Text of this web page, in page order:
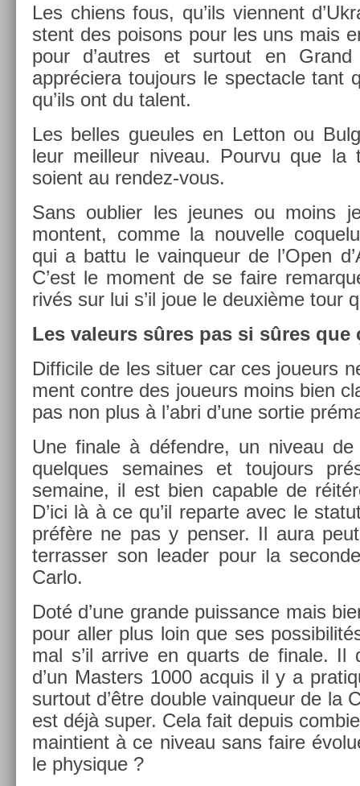
Les chiens fous, qu’ils vien­nent
stent des poisons pour les uns mais
pour d’aut­res et sur­tout en
appréciera toujours le spec­tacle tant
qu’ils ont du talent.
Les be­lles gueules en Let­ton ou
leur meil­leur niveau. Pour­vu que la
soient au rendez-vous.
Sans oub­li­er les jeunes ou moins
mon­tent, comme la nouvel­le
qui a battu le vain­queur de l’Open
C’est le mo­ment de se faire
rivés sur lui s’il joue le deuxième tour
Les valeurs sûres pas si sûres que
Dif­ficile de les situ­er car ces joueurs
ment con­tre des joueurs moins bien
pas non plus à l’abri d’une sor­tie
Une fin­ale à défendre, un niveau
quel­ques semaines et toujours
semaine, il est bien cap­able de
D’ici là à ce qu’il re­par­te avec le
préfère ne pas y pens­er. Il aura
ter­rass­er son lead­er pour la
Carlo.
Doté d’une gran­de puis­sance mais
pour aller plus loin que ses
mal s’il ar­rive en quarts de fin­ale. Il
d’un Mast­ers 1000 ac­quis il y a
sur­tout d’être doub­le vain­queur de la
est déjà super. Cela fait de­puis
main­tient à ce niveau sans faire
le physique ?